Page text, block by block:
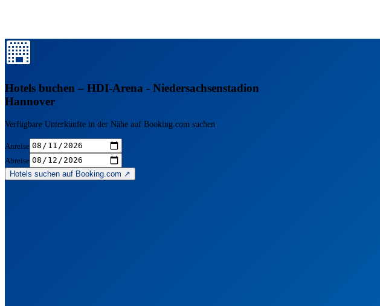
Hotels buchen – HDI-Arena - Niedersachsenstadion
Hannover
Verfügbare Unterkünfte in der Nähe auf Booking.com suchen
Anreise
Abreise
Hotels suchen auf Booking.com ↗